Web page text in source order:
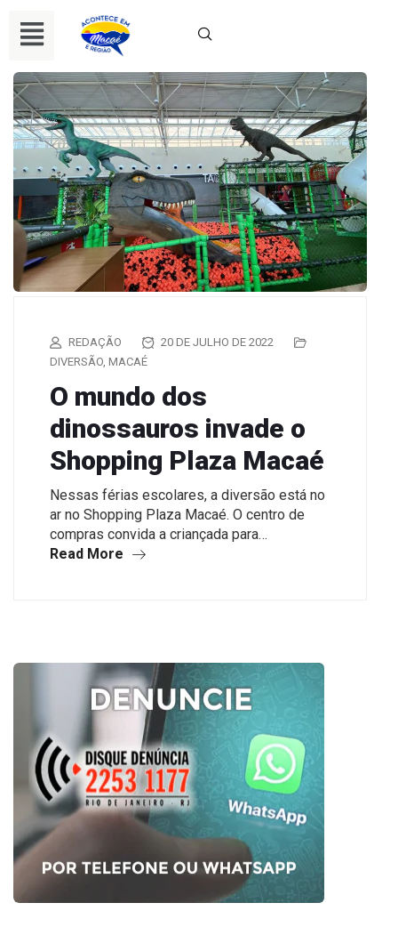
REDAÇÃO
20 DE JULHO DE 2022
DIVERSÃO MACAÉ
O mundo dos
dinossauros invade o
Shopping Plaza Macaé
Nessas férias escolares, a diversão está no
ar no Shopping Plaza Macaé. O centro de
compras convida a criançada para…
Read More